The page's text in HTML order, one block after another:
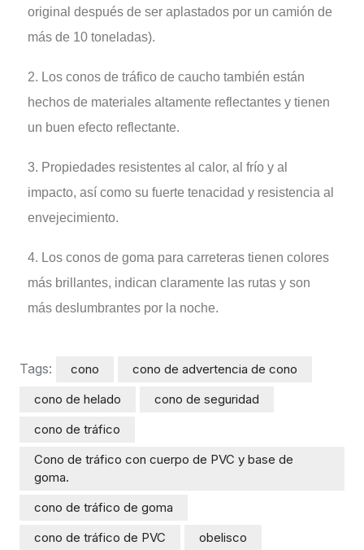
original después de ser aplastados por un camión de
más de 10 toneladas).
2. Los conos de tráfico de caucho también están
hechos de materiales altamente reflectantes y tienen
un buen efecto reflectante.
3. Propiedades resistentes al calor, al frío y al
impacto, así como su fuerte tenacidad y resistencia al
envejecimiento.
4. Los conos de goma para carreteras tienen colores
más brillantes, indican claramente las rutas y son
más deslumbrantes por la noche.
Tags: cono
cono de advertencia de cono
cono de helado
cono de seguridad
cono de tráfico
Cono de tráfico con cuerpo de PVC y base de
goma.
cono de tráfico de goma
cono de tráfico de PVC
obelisco